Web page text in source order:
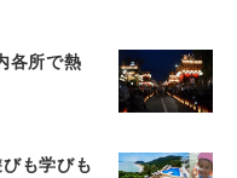
各所で熱
も学びも